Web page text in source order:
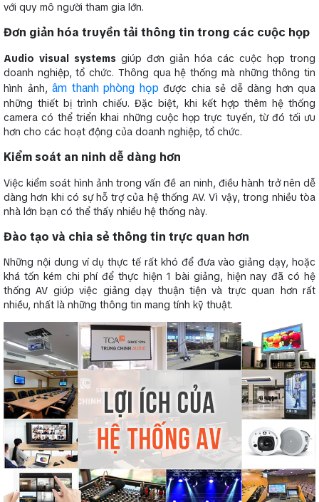
với quy mô người tham gia lớn.
Đơn giản hóa truyền tải thông tin trong các cuộc họp
Audio visual systems giúp đơn giản hóa các cuộc họp trong
doanh nghiệp, tổ chức. Thông qua hệ thống mà những thông tin
hình ảnh, âm thanh phòng họp được chia sẻ dễ dàng hơn qua
những thiết bị trình chiếu. Đặc biệt, khi kết hợp thêm hệ thống
camera có thể triển khai những cuộc họp trực tuyến, từ đó tối ưu
hơn cho các hoạt động của doanh nghiệp, tổ chức.
Kiểm soát an ninh dễ dàng hơn
Việc kiểm soát hình ảnh trong vấn đề an ninh, điều hành trở nên dễ
dàng hơn khi có sự hỗ trợ của hệ thống AV. Vì vậy, trong nhiều tòa
nhà lớn bạn có thể thấy nhiều hệ thống này.
Đào tạo và chia sẻ thông tin trực quan hơn
Những nội dung ví dụ thực tế rất khó để đưa vào giảng dạy, hoặc
khá tốn kém chi phí để thực hiện 1 bài giảng, hiện nay đã có hệ
thống AV giúp việc giảng dạy thuận tiện và trực quan hơn rất
nhiều, nhất là những thông tin mang tính kỹ thuật.